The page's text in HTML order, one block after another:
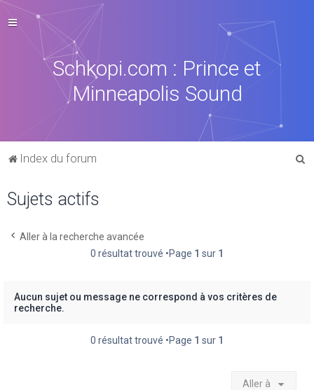
Schkopi.com : Prince et
Minneapolis Sound
Index du forum
Sujets actifs
Aller à la recherche avancée
0 résultat trouvé •Page 1 sur 1
Aucun sujet ou message ne correspond à vos critères de
recherche.
0 résultat trouvé •Page 1 sur 1
Aller à